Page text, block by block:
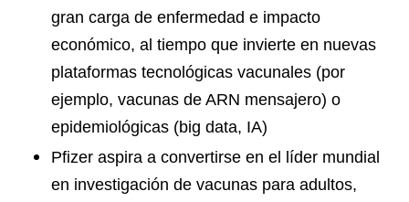
gran carga de enfermedad e impacto
económico, al tiempo que invierte en nuevas
plataformas tecnológicas vacunales (por
ejemplo, vacunas de ARN mensajero) o
epidemiológicas (big data, IA)
Pfizer aspira a convertirse en el líder mundial
en investigación de vacunas para adultos,